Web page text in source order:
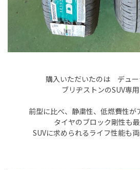
購入いただいたのは デュ
ブリヂストンのSUV専用
前型に比べ、静粛性、低燃費性が
タイヤのブロック剛性も最
SUVに求められるライフ性能も